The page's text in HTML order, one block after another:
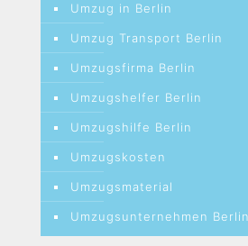
Umzug in Berlin
Umzug Transport Berlin
Umzugsfirma Berlin
Umzugshelfer Berlin
Umzugshilfe Berlin
Umzugskosten
Umzugsmaterial
Umzugsunternehmen Berlin